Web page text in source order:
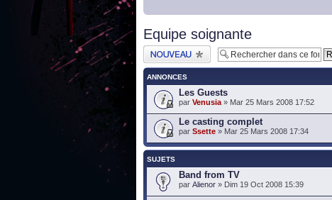
Equipe soignante
Publier un nouveau
sujet
ANNONCES
Les Guests
par Venusia » Mar 25 Mars 2008 17:52
Le casting complet
par Ssette » Mar 25 Mars 2008 17:34
SUJETS
Band from TV
par Alienor » Dim 19 Oct 2008 15:39